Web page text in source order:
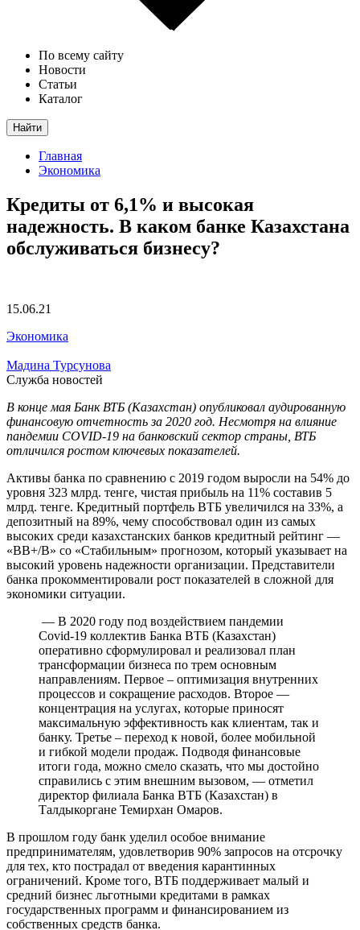
По всему сайту
Новости
Статьи
Каталог
Найти
Главная
Экономика
Кредиты от 6,1% и высокая
надежность. В каком банке Казахстана
обслуживаться бизнесу?
15.06.21
Экономика
Мадина Турсунова
Служба новостей
В конце мая Банк ВТБ (Казахстан) опубликовал аудированную
финансовую отчетность за 2020 год. Несмотря на влияние
пандемии COVID-19 на банковский сектор страны, ВТБ
отличился ростом ключевых показателей.
Активы банка по сравнению с 2019 годом выросли на 54% до
уровня 323 млрд. тенге, чистая прибыль на 11% составив 5
млрд. тенге. Кредитный портфель ВТБ увеличился на 33%, а
депозитный на 89%, чему способствовал один из самых
высоких среди казахстанских банков кредитный рейтинг —
«ВВ+/В» со «Стабильным» прогнозом, который указывает на
высокий уровень надежности организации. Представители
банка прокомментировали рост показателей в сложной для
экономики ситуации.
— В 2020 году под воздействием пандемии
Covid-19 коллектив Банка ВТБ (Казахстан)
оперативно сформулировал и реализовал план
трансформации бизнеса по трем основным
направлениям. Первое – оптимизация внутренних
процессов и сокращение расходов. Второе —
концентрация на услугах, которые приносят
максимальную эффективность как клиентам, так и
банку. Третье – переход к новой, более мобильной
и гибкой модели продаж. Подводя финансовые
итоги года, можно смело сказать, что мы достойно
справились с этим внешним вызовом, — отметил
директор филиала Банка ВТБ (Казахстан) в
Талдыкоргане Темирхан Омаров.
В прошлом году банк уделил особое внимание
предпринимателям, удовлетворив 90% запросов на отсрочку
для тех, кто пострадал от введения карантинных
ограничений. Кроме того, ВТБ поддерживает малый и
средний бизнес льготными кредитами в рамках
государственных программ и финансированием из
собственных средств банка.